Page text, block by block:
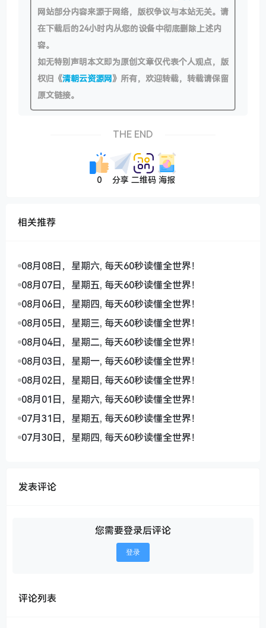
网站部分内容来源于网络，版权争议与本站无关。请
在下载后的24小时内从您的设备中彻底删除上述内
容。
如无特别声明本文即为原创文章仅代表个人观点，版
权归《清朝云资源网》所有，欢迎转载，转载请保留
原文链接。
THE END
0 分享 二维码 海报
相关推荐
08月08日，星期六, 每天60秒读懂全世界！
08月07日，星期五, 每天60秒读懂全世界！
08月06日，星期四, 每天60秒读懂全世界！
08月05日，星期三, 每天60秒读懂全世界！
08月04日，星期二, 每天60秒读懂全世界！
08月03日，星期一, 每天60秒读懂全世界！
08月02日，星期日, 每天60秒读懂全世界！
08月01日，星期六, 每天60秒读懂全世界！
07月31日，星期五, 每天60秒读懂全世界！
07月30日，星期四, 每天60秒读懂全世界！
发表评论
您需要登录后评论
登录
评论列表